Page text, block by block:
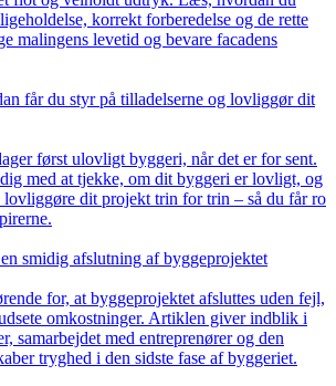
korrekt forberedelse og de rette
malingens levetid og bevare facadens
får du styr på tilladelserne og lovliggør dit
først ulovligt byggeri, når det er for sent.
med at tjekke, om dit byggeri er lovligt, og
lovliggøre dit projekt trin for trin – så du får ro
smidig afslutning af byggeprojektet
for, at byggeprojektet afsluttes uden fejl,
omkostninger. Artiklen giver indblik i
samarbejdet med entreprenører og den
tryghed i den sidste fase af byggeriet.